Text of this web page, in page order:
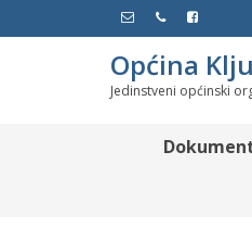
Općina
Jedinstveni općinski